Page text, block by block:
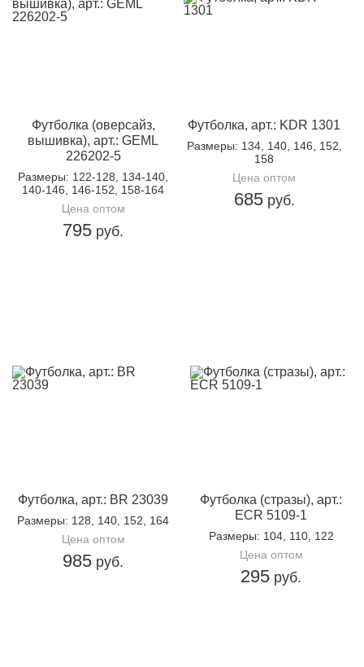
Футболка (оверсайз,
вышивка), арт.: GEML
226202-5
Размеры: 122-128, 134-140,
140-146, 146-152, 158-164
Цена оптом
795 руб.
Футболка, арт.: KDR 1301
Размеры: 134, 140, 146, 152,
158
Цена оптом
685руб.
Футболка, арт.: BR 23039
Размеры: 128, 140, 152, 164
Цена оптом
985 руб.
Футболка (стразы), арт.:
ECR 5109-1
Размеры: 104, 110, 122
Цена оптом
295 руб.